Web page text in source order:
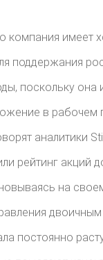
компания имеет
поддержания
поскольку она
в рабочем
аналитики
рейтинг акций
на
постоянно